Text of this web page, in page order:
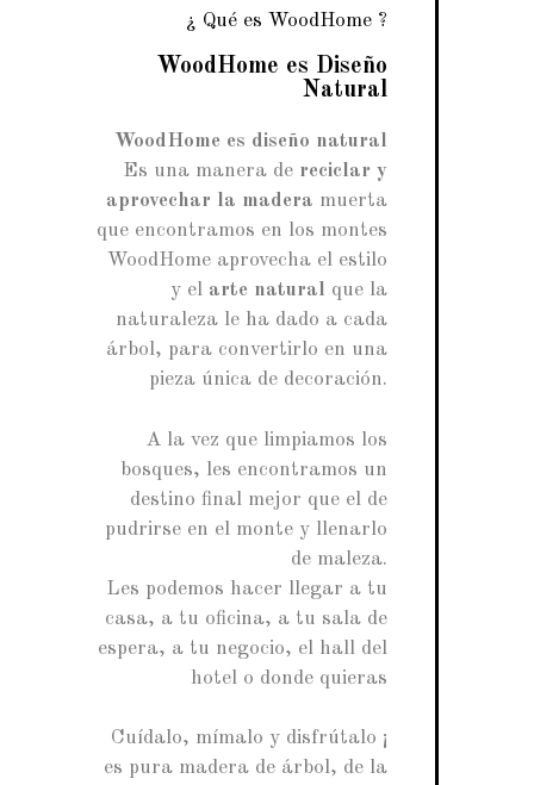
¿ Qué es WoodHome ?
WoodHome es Diseño
Natural
WoodHome es diseño natural
Es una manera de reciclar y
aprovechar la madera muerta
que encontramos en los montes
WoodHome aprovecha el estilo
y el arte natural que la
naturaleza le ha dado a cada
árbol, para convertirlo en una
pieza única de decoración.
A la vez que limpiamos los
bosques, les encontramos un
destino final mejor que el de
pudrirse en el monte y llenarlo
de maleza.
Les podemos hacer llegar a tu
casa, a tu oficina, a tu sala de
espera, a tu negocio, el hall del
hotel o donde quieras
Cuídalo, mímalo y disfrútalo ¡
es pura madera de árbol, de la